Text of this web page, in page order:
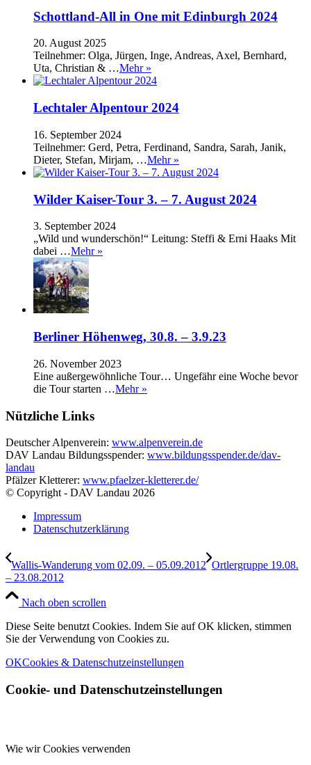
Schottland-All in One mit Edinburgh 2024
20. August 2025
Teilnehmer: Olga, Jürgen, Inge, Andreas, Axel, Bernhard,
Uta, Christian & …Mehr »
Lechtaler Alpentour 2024
16. September 2024
Teilnehmer: Gerd, Petra, Ferdinand, Sandra, Sarah, Janik,
Dieter, Stefan, Mirjam, …Mehr »
Wilder Kaiser-Tour 3. – 7. August 2024
3. September 2024
„Wild und wunderschön!“ Leitung: Steffi & Erni Haaks Mit
dabei …Mehr »
Berliner Höhenweg, 30.8. – 3.9.23
26. November 2023
Eine außergewöhnliche Tour… Ungefähr eine Woche bevor
die Tour starten …Mehr »
Nützliche Links
Deutscher Alpenverein: www.alpenverein.de
DAV Landau Bildungsspender: www.bildungsspender.de/dav-
landau
Pfälzer Kletterer: www.pfaelzer-kletterer.de/
© Copyright - DAV Landau 2026
Impressum
Datenschutzerklärung
Wallis-Wanderung vom 02.09. – 05.09.2012 Ortlergruppe 19.08.
– 23.08.2012
Nach oben scrollen
Diese Seite benutzt Cookies. Indem Sie auf OK klicken, stimmen
Sie der Verwendung von Cookies zu.
OKCookies & Datenschutzeinstellungen
Cookie- und Datenschutzeinstellungen
Wie wir Cookies verwenden